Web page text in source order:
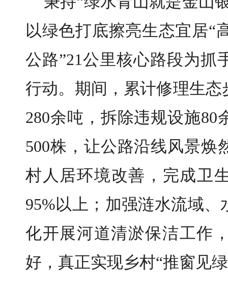
以绿色打底擦亮生态宜居“
公路”21公里核心路段为抓
行动。期间，累计修理生态
280余吨，拆除违规设施
500株，让公路沿线风景焕
村人居环境改善，完成卫
95%以上；加强涟水流域
化开展河道清淤保洁工作
好，真正实现乡村“推窗见